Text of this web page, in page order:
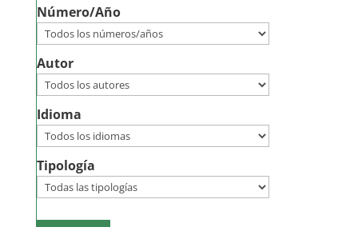
Número/Año
Autor
Idioma
Tipología